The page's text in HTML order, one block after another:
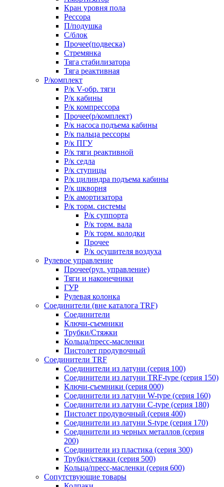
Кран уровня пола
Рессора
П/подушка
С/блок
Прочее(подвеска)
Стремянка
Тяга стабилизатора
Тяга реактивная
Р/комплект
Р/к V-обр. тяги
Р/к кабины
Р/к компрессора
Прочее(р/комплект)
Р/к насоса подъема кабины
Р/к пальца рессоры
Р/к ПГУ
Р/к тяги реактивной
Р/к седла
Р/к ступицы
Р/к цилиндра подъема кабины
Р/к шкворня
Р/к амортизатора
Р/к торм. системы
Р/к суппорта
Р/к торм. вала
Р/к торм. колодки
Прочее
Р/к осушителя воздуха
Рулевое управление
Прочее(рул. управление)
Тяги и наконечники
ГУР
Рулевая колонка
Соединители (вне каталога TRF)
Соединители
Ключи-cъемники
Трубки/Стяжки
Кольца/пресс-масленки
Пистолет продувочный
Соединители TRF
Соединители из латуни (серия 100)
Соединители из латуни TRF-type (серия 150)
Ключи-съемники (серия 000)
Соединители из латуни W-type (серия 160)
Соединители из латуни С-type (серия 180)
Пистолет продувочный (серия 400)
Соединители из латуни S-type (серия 170)
Соединители из черных металлов (серия
200)
Соединители из пластика (серия 300)
Трубки/стяжки (серия 500)
Кольца/пресс-масленки (серия 600)
Сопутствующие товары